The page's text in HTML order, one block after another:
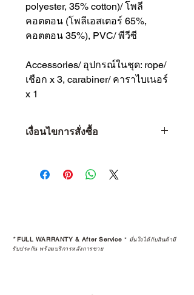
polyester, 35% cotton)/ โพลี
คอตตอน (โพลีเอสเตอร์ 65%,
คอตตอน 35%), PVC/ พีวีซี
Accessories/ อุปกรณ์ในชุด: rope/
เชือก x 3, carabiner/ คาราไบเนอร์
x 1
เงื่อนไขการสั่งซื้อ
1 • จำกัดจำนวน 1 ท่าน ต่อ 1 ชิ้น
เท่านั้น
ลง
3 • การ Resell (พ่อค้า-แม่ค้า) สินค้าที่
*FULL WARRANTY & After Service * มั่นใจได้กับสินค้ามี
รับประกัน พร้อมบริการหลังการขาย